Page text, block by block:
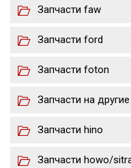
Запчасти faw
Запчасти ford
Запчасти foton
Запчасти на
Запчасти hino
Запчасти howo/